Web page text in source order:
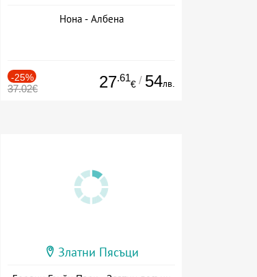
Нона - Албена
-25%
37.02€ 27.61
€ / 54лв.
Златни Пясъци